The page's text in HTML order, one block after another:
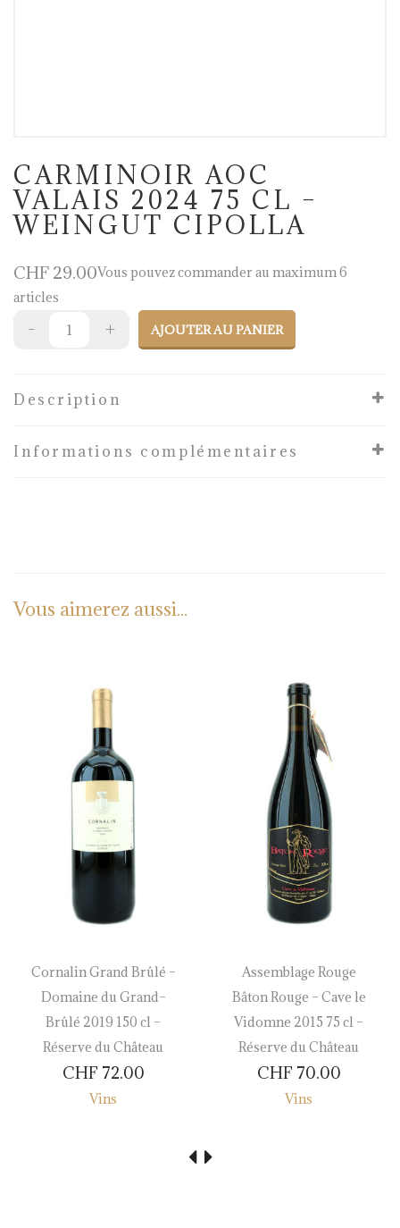
CARMINOIR AOC
VALAIS 2024 75 CL –
WEINGUT CIPOLLA
CHF 29.00Vous pouvez commander au maximum 6
articles
AJOUTER AU PANIER
Description
Informations complémentaires
Vous aimerez aussi...
Cornalin Grand Brûlé –
Domaine du Grand–
Brûlé 2019 150 cl –
Réserve du Château
CHF 72.00
Vins
Assemblage Rouge
Bâton Rouge – Cave le
Vidomne 2015 75 cl –
Réserve du Château
CHF 70.00
Vins